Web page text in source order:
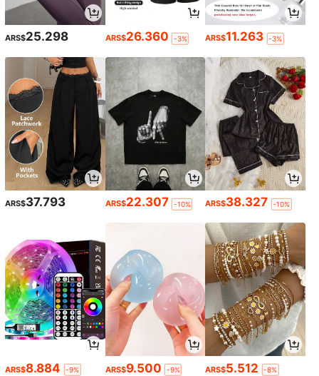
ARS$25.298 ARS$26.360 -3% ARS$11.263 -3%
ARS$37.793 ARS$22.307 -10% ARS$38.327 -10%
ARS$8.884 -9% ARS$9.500 -9% ARS$5.512 -8%